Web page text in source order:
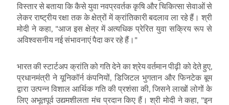
विस्तार से बताया कि कैसे युवा नवप्रवर्तक कृषि और चिकित्सा सेवाओं से
लेकर राष्ट्रीय रक्षा तक के क्षेत्रों में क्रांतिकारी बदलाव ला रहे हैं। श्री
मोदी ने कहा, "आज इस क्षेत्र में अत्यधिक प्रेरित युवा सक्रिय रूप से
अविश्वसनीय नई संभावनाएं पैदा कर रहे हैं।"
भारत की स्टार्टअप क्रांति को गति देने का श्रेय वर्तमान पीढ़ी को देते हुए
प्रधानमंत्री ने यूनिकॉर्न कंपनियों डिजिटल भुगतान और फिनटेक बूम
द्वारा उत्पन्न विशाल आर्थिक गति की प्रशंसा की ,जिसने लाखों लोगों के
लिए अभूतपूर्व उद्यमशीलता मंच प्रदान किए हैं। श्री मोदी ने कहा , "इन